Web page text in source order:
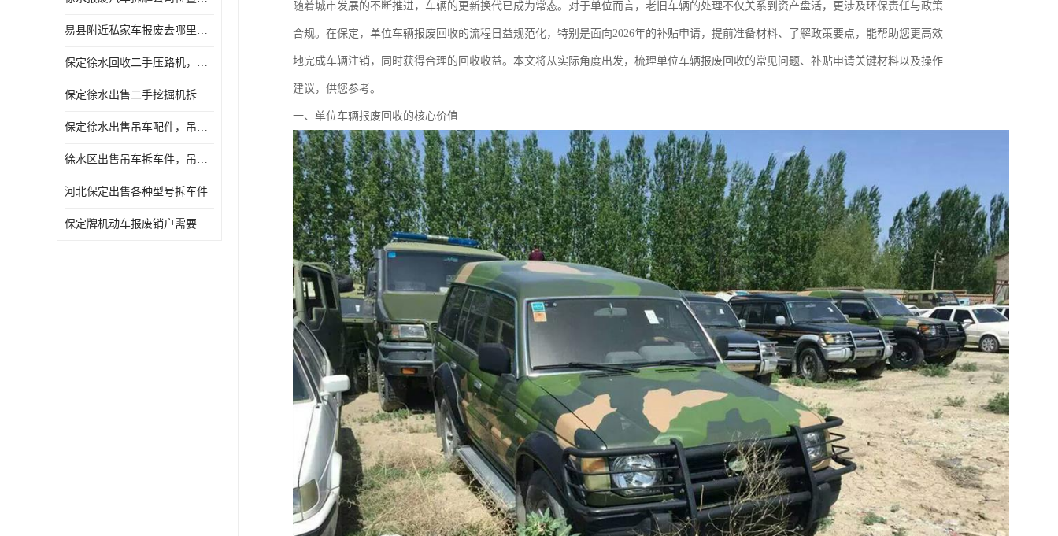
易县附近私家车报废去哪里，咨询车辆销户流程电话
保定徐水回收二手压路机，压路机拆解市场在哪
保定徐水出售二手挖掘机拆车件，挖掘机配件，液压件出售
保定徐水出售吊车配件，吊车拆车件出售
徐水区出售吊车拆车件，吊车液压件，吊车发动机变速箱出售
河北保定出售各种型号拆车件
保定牌机动车报废销户需要带哪些手续，流程咨询
随着城市发展的不断推进，车辆的更新换代已成为常态。对于单位而言，老旧车辆的处理不仅关系到资产盘活，更涉及环保责任与政策
合规。在保定，单位车辆报废回收的流程日益规范化，特别是面向2026年的补贴申请，提前准备材料、了解政策要点，能帮助您更高效
地完成车辆注销，同时获得合理的回收收益。本文将从实际角度出发，梳理单位车辆报废回收的常见问题、补贴申请关键材料以及操作
建议，供您参考。
一、单位车辆报废回收的核心价值